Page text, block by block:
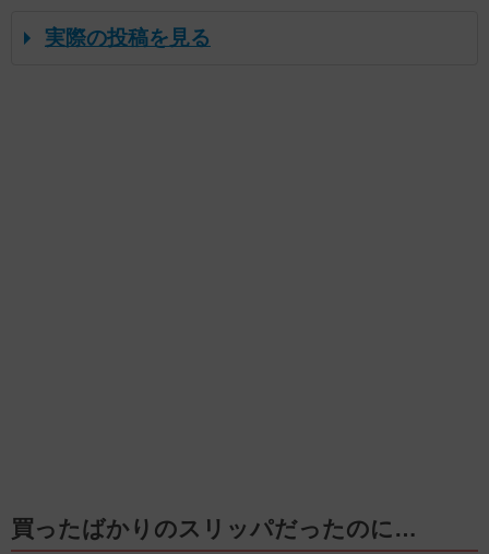
実際の投稿を見る
買ったばかりのスリッパだったのに…